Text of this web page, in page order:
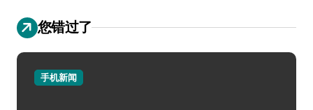
您错过了
手机新闻